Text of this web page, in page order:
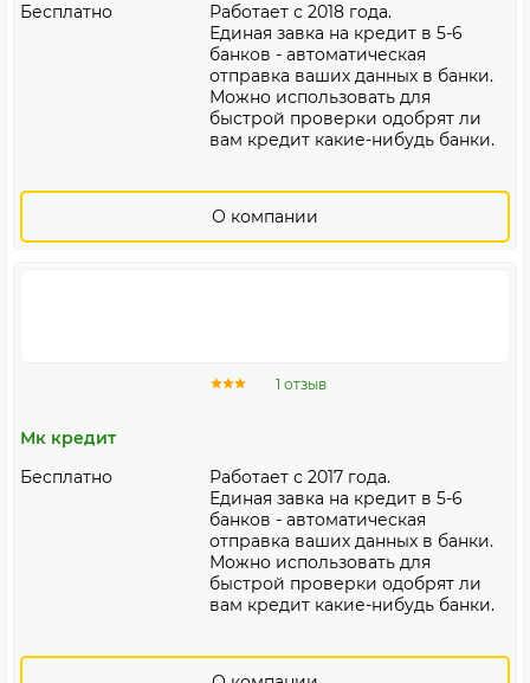
Бесплатно
Работает с 2018 года.
Единая завка на кредит в 5-6
банков - автоматическая
отправка ваших данных в банки.
Можно использовать для
быстрой проверки одобрят ли
вам кредит какие-нибудь банки.
О компании
1 отзыв
Мк кредит
Бесплатно
Работает с 2017 года.
Единая завка на кредит в 5-6
банков - автоматическая
отправка ваших данных в банки.
Можно использовать для
быстрой проверки одобрят ли
вам кредит какие-нибудь банки.